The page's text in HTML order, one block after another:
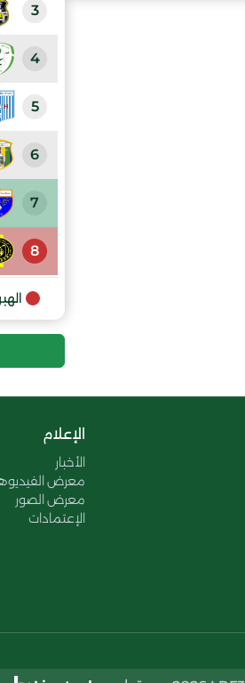
3
4
5
6
7
8
الإعلام
الأخبار
معرض
معرض الصور
الإعتمادات